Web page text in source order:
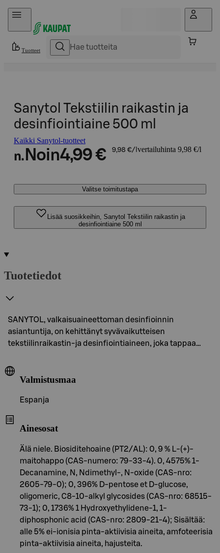
Hyppää sisältöön
Tuotteet
Sanytol Tekstiilin raikastin ja
desinfiointiaine 500 ml
Kaikki Sanytol-tuotteet
n. Noin4,99 € 9,98 €/l vertailuhinta 9,98 €/l
Valitse toimitustapa
Lisää suosikkeihin, Sanytol Tekstiilin raikastin ja
desinfiointiaine 500 ml
Tuotetiedot
SANYTOL, valkaisuaineettoman desinfioinnin
asiantuntija, on kehittänyt syvävaikutteisen
tekstiilinraikastin-ja desinfiointiaineen, joka tappaa…
Valmistusmaa
Espanja
Ainesosat
Älä niele. Biosiditehoaine (PT2/AL): 0, 9 % L-(+)-
maitohappo (CAS-numero: 79-33-4). 0, 4575% 1-
Decanamine, N, Ndimethyl-, N-oxide (CAS-nro:
2605-79-0); 0, 396% D-pentose et D-glucose,
oligomeric, C8-10-alkyl glycosides (CAS-nro: 68515-
73-1); 0, 1736% 1 Hydroxyethylidene-1, 1-
diphosphonic acid (CAS-nro: 2809-21-4); Sisältää:
alle 5% ei-ionisia pinta-aktiivisia aineita, amfoteerisia
pinta-aktiivisia aineita, hajusteita.